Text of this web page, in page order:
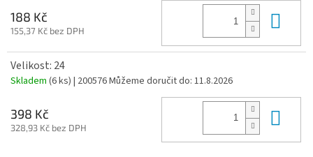
188 Kč
155,37 Kč bez DPH
Velikost: 24
Skladem (6 ks) | 200576Můžeme doručit do: 11.8.2026
398 Kč
328,93 Kč bez DPH